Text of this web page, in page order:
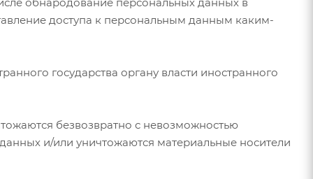
доступа к персональным данным каким-
государства органу власти иностранного
безвозвратно с невозможностью
и/или уничтожаются материальные носители